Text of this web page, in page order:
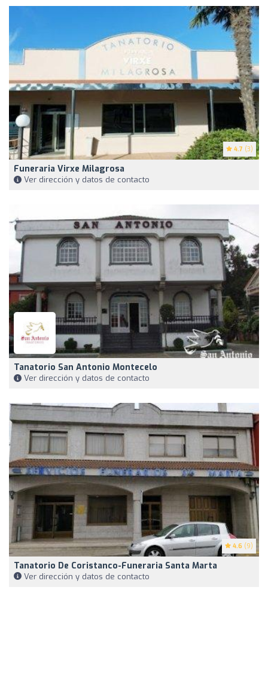
4.7 (3)
Funeraria Virxe Milagrosa
Ver dirección y datos de contacto
Tanatorio San Antonio Montecelo
Ver dirección y datos de contacto
4.6 (9)
Tanatorio De Coristanco-Funeraria Santa Marta
Ver dirección y datos de contacto